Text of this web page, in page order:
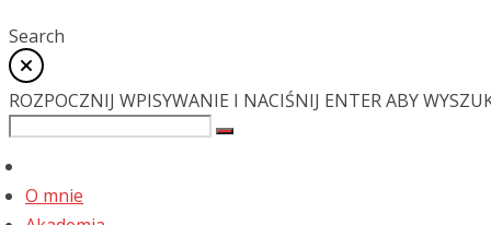
Search
ROZPOCZNIJ WPISYWANIE I NACIŚNIJ ENTER ABY
O mnie